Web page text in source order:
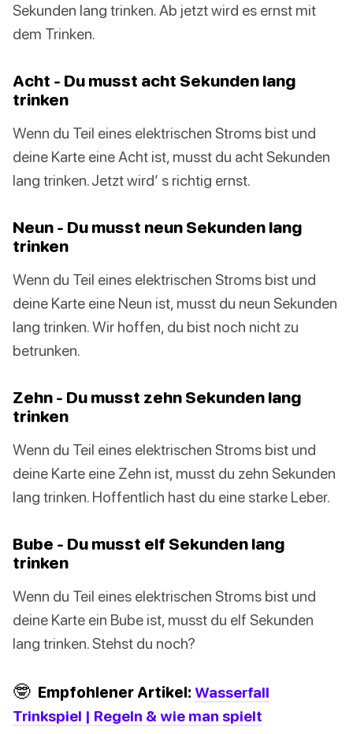
Sekunden lang trinken. Ab jetzt wird es ernst mit
dem Trinken.
Acht - Du musst acht Sekunden lang
trinken
Wenn du Teil eines elektrischen Stroms bist und
deine Karte eine Acht ist, musst du acht Sekunden
lang trinken. Jetzt wird’ s richtig ernst.
Neun - Du musst neun Sekunden lang
trinken
Wenn du Teil eines elektrischen Stroms bist und
deine Karte eine Neun ist, musst du neun Sekunden
lang trinken. Wir hoffen, du bist noch nicht zu
betrunken.
Zehn - Du musst zehn Sekunden lang
trinken
Wenn du Teil eines elektrischen Stroms bist und
deine Karte eine Zehn ist, musst du zehn Sekunden
lang trinken. Hoffentlich hast du eine starke Leber.
Bube - Du musst elf Sekunden lang
trinken
Wenn du Teil eines elektrischen Stroms bist und
deine Karte ein Bube ist, musst du elf Sekunden
lang trinken. Stehst du noch?
🤓 Empfohlener Artikel: Wasserfall
Trinkspiel | Regeln & wie man spielt